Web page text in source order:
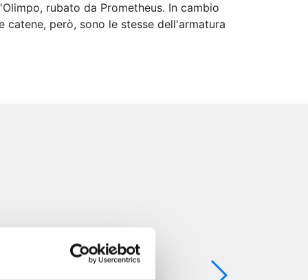
rubato da Prometheus. In cambio
però, sono le stesse dell'armatura